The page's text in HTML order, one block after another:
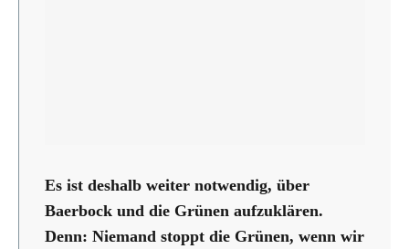
Es ist deshalb weiter notwendig, über
Baerbock und die Grünen aufzuklären.
Denn: Niemand stoppt die Grünen, wenn wir